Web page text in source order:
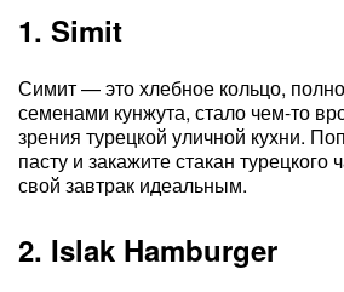
1. Simit
Симит — это хлебное кольцо,
семенами кунжута, стало чем-то
зрения турецкой уличной кухни.
пасту и закажите стакан турецкого
свой завтрак идеальным.
2. Islak Hamburger